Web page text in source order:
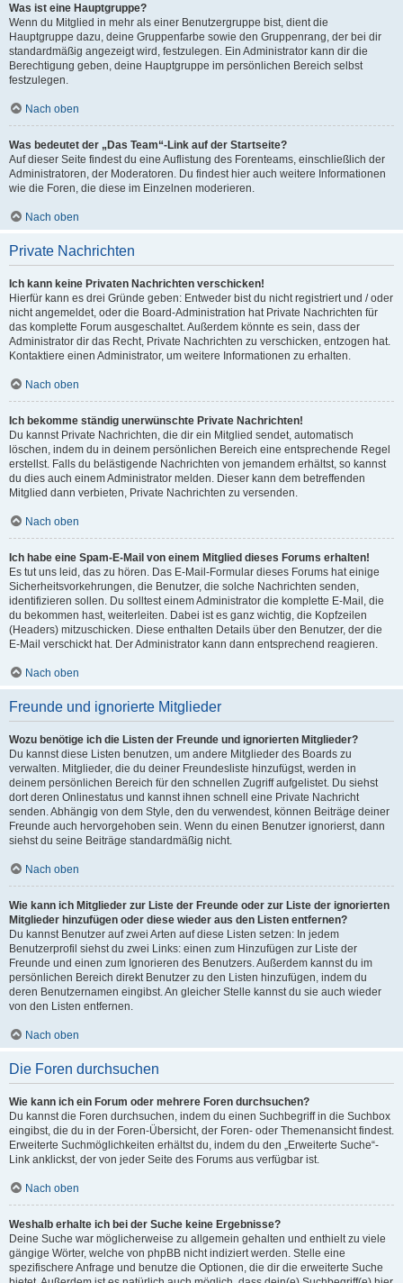
Was ist eine Hauptgruppe?
Wenn du Mitglied in mehr als einer Benutzergruppe bist, dient die
Hauptgruppe dazu, deine Gruppenfarbe sowie den Gruppenrang, der bei dir
standardmäßig angezeigt wird, festzulegen. Ein Administrator kann dir die
Berechtigung geben, deine Hauptgruppe im persönlichen Bereich selbst
festzulegen.
Nach oben
Was bedeutet der „Das Team“-Link auf der Startseite?
Auf dieser Seite findest du eine Auflistung des Forenteams, einschließlich der
Administratoren, der Moderatoren. Du findest hier auch weitere Informationen
wie die Foren, die diese im Einzelnen moderieren.
Nach oben
Private Nachrichten
Ich kann keine Privaten Nachrichten verschicken!
Hierfür kann es drei Gründe geben: Entweder bist du nicht registriert und / oder
nicht angemeldet, oder die Board-Administration hat Private Nachrichten für
das komplette Forum ausgeschaltet. Außerdem könnte es sein, dass der
Administrator dir das Recht, Private Nachrichten zu verschicken, entzogen hat.
Kontaktiere einen Administrator, um weitere Informationen zu erhalten.
Nach oben
Ich bekomme ständig unerwünschte Private Nachrichten!
Du kannst Private Nachrichten, die dir ein Mitglied sendet, automatisch
löschen, indem du in deinem persönlichen Bereich eine entsprechende Regel
erstellst. Falls du belästigende Nachrichten von jemandem erhältst, so kannst
du dies auch einem Administrator melden. Dieser kann dem betreffenden
Mitglied dann verbieten, Private Nachrichten zu versenden.
Nach oben
Ich habe eine Spam-E-Mail von einem Mitglied dieses Forums erhalten!
Es tut uns leid, das zu hören. Das E-Mail-Formular dieses Forums hat einige
Sicherheitsvorkehrungen, die Benutzer, die solche Nachrichten senden,
identifizieren sollen. Du solltest einem Administrator die komplette E-Mail, die
du bekommen hast, weiterleiten. Dabei ist es ganz wichtig, die Kopfzeilen
(Headers) mitzuschicken. Diese enthalten Details über den Benutzer, der die
E-Mail verschickt hat. Der Administrator kann dann entsprechend reagieren.
Nach oben
Freunde und ignorierte Mitglieder
Wozu benötige ich die Listen der Freunde und ignorierten Mitglieder?
Du kannst diese Listen benutzen, um andere Mitglieder des Boards zu
verwalten. Mitglieder, die du deiner Freundesliste hinzufügst, werden in
deinem persönlichen Bereich für den schnellen Zugriff aufgelistet. Du siehst
dort deren Onlinestatus und kannst ihnen schnell eine Private Nachricht
senden. Abhängig von dem Style, den du verwendest, können Beiträge deiner
Freunde auch hervorgehoben sein. Wenn du einen Benutzer ignorierst, dann
siehst du seine Beiträge standardmäßig nicht.
Nach oben
Wie kann ich Mitglieder zur Liste der Freunde oder zur Liste der ignorierten
Mitglieder hinzufügen oder diese wieder aus den Listen entfernen?
Du kannst Benutzer auf zwei Arten auf diese Listen setzen: In jedem
Benutzerprofil siehst du zwei Links: einen zum Hinzufügen zur Liste der
Freunde und einen zum Ignorieren des Benutzers. Außerdem kannst du im
persönlichen Bereich direkt Benutzer zu den Listen hinzufügen, indem du
deren Benutzernamen eingibst. An gleicher Stelle kannst du sie auch wieder
von den Listen entfernen.
Nach oben
Die Foren durchsuchen
Wie kann ich ein Forum oder mehrere Foren durchsuchen?
Du kannst die Foren durchsuchen, indem du einen Suchbegriff in die Suchbox
eingibst, die du in der Foren-Übersicht, der Foren- oder Themenansicht findest.
Erweiterte Suchmöglichkeiten erhältst du, indem du den „Erweiterte Suche“-
Link anklickst, der von jeder Seite des Forums aus verfügbar ist.
Nach oben
Weshalb erhalte ich bei der Suche keine Ergebnisse?
Deine Suche war möglicherweise zu allgemein gehalten und enthielt zu viele
gängige Wörter, welche von phpBB nicht indiziert werden. Stelle eine
spezifischere Anfrage und benutze die Optionen, die dir die erweiterte Suche